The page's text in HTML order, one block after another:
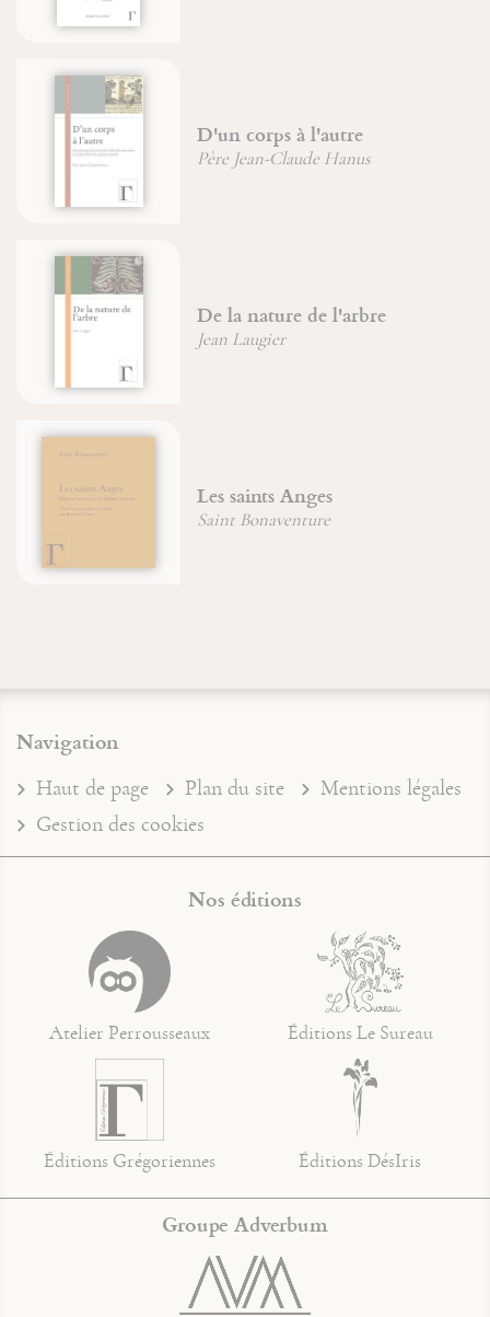
corps à l'autre
Claude Hanus
nature de l'arbre
Anges
Bonaventure
Navigation
Haut de page Plan du site
Mentions légales
Gestion des cookies
Nos éditions
Atelier Perrousseaux Éditions Le Sureau
Éditions Grégoriennes Éditions DésIris
Groupe Adverbum